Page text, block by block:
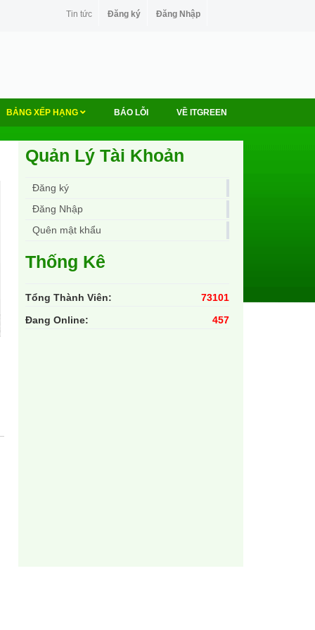
Tin tức Đăng ký Đăng Nhập
BẢNG XẾP HẠNG BÁO LỖI VỀ ITGREEN
Quản Lý Tài Khoản
Đăng ký
Đăng Nhập
Quên mật khẩu
Thống Kê
Tổng Thành Viên:
73101
Đang Online:
457